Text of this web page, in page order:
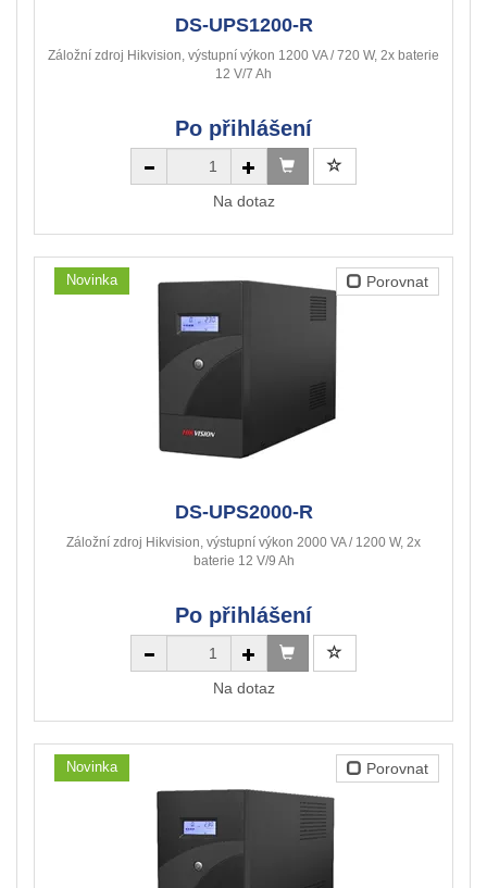
DS-UPS1200-R
Záložní zdroj Hikvision, výstupní výkon 1200 VA / 720 W, 2x baterie
12 V/7 Ah
Po přihlášení
Na dotaz
Novinka Porovnat
DS-UPS2000-R
Záložní zdroj Hikvision, výstupní výkon 2000 VA / 1200 W, 2x
baterie 12 V/9 Ah
Po přihlášení
Na dotaz
Novinka Porovnat